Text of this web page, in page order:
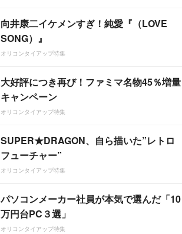
向井康二イケメンすぎ！純愛『（LOVE
SONG）』
オリコンタイアップ特集
大好評につき再び！ファミマ名物45％増量
キャンペーン
オリコンタイアップ特集
SUPER★DRAGON、自ら描いた”レトロ
フューチャー”
オリコンタイアップ特集
パソコンメーカー社員が本気で選んだ「10
万円台PC３選」
オリコンタイアップ特集